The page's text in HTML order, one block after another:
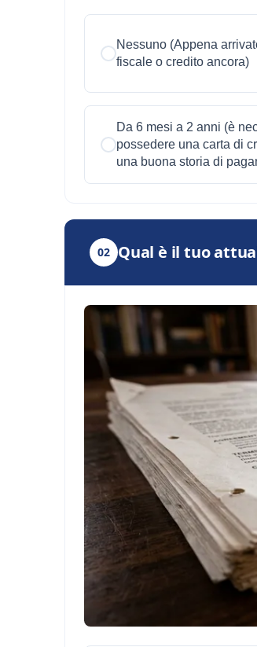
Nessuno (Appena
fiscale o credito ancora)
Da 6 mesi a 2 anni (è
possedere una carta di
una buona storia di
02 Qual è il tuo